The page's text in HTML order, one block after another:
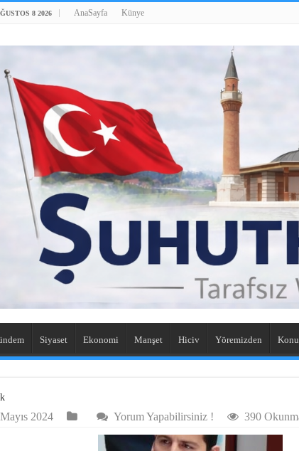
8 2026 AnaSayfa Künye
Siyaset Ekonomi Manşet Hiciv Yöremizden
2024 Yorum Yapabilirsiniz ! 390